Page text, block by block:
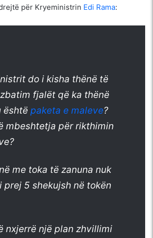
për Kryeministrin Edi Rama:
do i kisha thënë të
fjalët që ka thënë
është paketa e maleve?
mbeshtetja për rikthimin
me toka të zanuna nuk
prej 5 shekujsh në tokën
nxjerrë një plan zhvillimi